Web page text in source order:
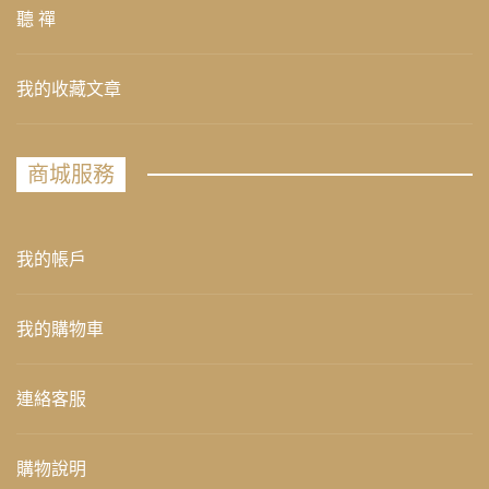
聽 禪
我的收藏文章
商城服務
我的帳戶
我的購物車
連絡客服
購物說明